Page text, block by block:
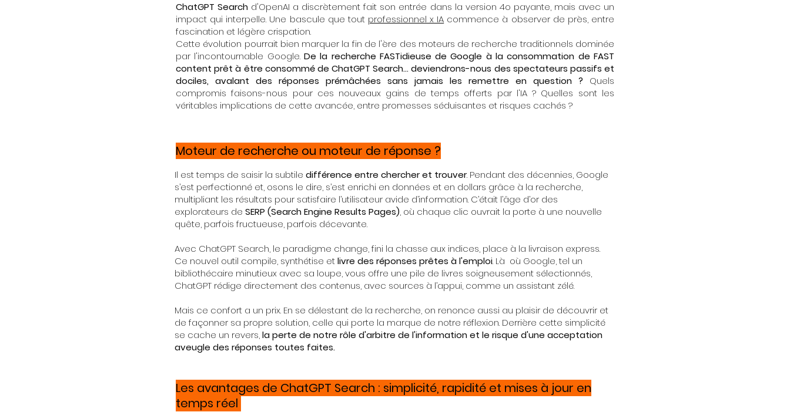
ChatGPT Search d'OpenAI a discrètement fait son entrée dans la version 4o payante, mais avec un
impact qui interpelle. Une bascule que tout professionnel x IA commence à observer de près, entre
fascination et légère crispation.
Cette évolution pourrait bien marquer la fin de l'ère des moteurs de recherche traditionnels dominée
par l'incontournable Google. De la recherche FASTidieuse de Google à la consommation de FAST
content prêt à être consommé de ChatGPT Search... deviendrons-nous des spectateurs passifs et
dociles, avalant des réponses prémâchées sans jamais les remettre en question ? Quels
compromis faisons-nous pour ces nouveaux gains de temps offerts par l'IA ? Quelles sont les
véritables implications de cette avancée, entre promesses séduisantes et risques cachés ?
Moteur de recherche ou moteur de réponse ?
Il est temps de saisir la subtile différence entre chercher et trouver. Pendant des décennies, Google
s’est perfectionné et, osons le dire, s’est enrichi en données et en dollars grâce à la recherche,
multipliant les résultats pour satisfaire l’utilisateur avide d’information. C’était l’âge d’or des
explorateurs de SERP (Search Engine Results Pages), où chaque clic ouvrait la porte à une nouvelle
quête, parfois fructueuse, parfois décevante.
Avec ChatGPT Search, le paradigme change, fini la chasse aux indices, place à la livraison express.
Ce nouvel outil compile, synthétise etlivre des réponses prêtes à l'emploi. Là où Google, tel un
bibliothécaire minutieux avec sa loupe, vous offre une pile de livres soigneusement sélectionnés,
ChatGPT rédige directement des contenus, avec sources à l’appui, comme un assistant zélé.
Mais ce confort a un prix. En se délestant de la recherche, on renonce aussi au plaisir de découvrir et
de façonner sa propre solution, celle qui porte la marque de notre réflexion. Derrière cette simplicité
se cache un revers,la perte de notre rôle d'arbitre de l'information et le risque d'une acceptation
aveugle des réponses toutes faites.
Les avantages de ChatGPT Search : simplicité, rapidité et mises à jour en
temps réel